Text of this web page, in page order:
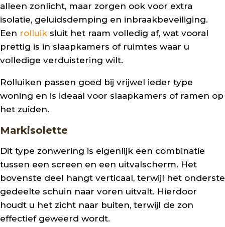
alleen zonlicht, maar zorgen ook voor extra
isolatie, geluidsdemping en inbraakbeveiliging.
Een rolluik sluit het raam volledig af, wat vooral
prettig is in slaapkamers of ruimtes waar u
volledige verduistering wilt.
Rolluiken passen goed bij vrijwel ieder type
woning en is ideaal voor slaapkamers of ramen op
het zuiden.
Markisolette
Dit type zonwering is eigenlijk een combinatie
tussen een screen en een uitvalscherm. Het
bovenste deel hangt verticaal, terwijl het onderste
gedeelte schuin naar voren uitvalt. Hierdoor
houdt u het zicht naar buiten, terwijl de zon
effectief geweerd wordt.